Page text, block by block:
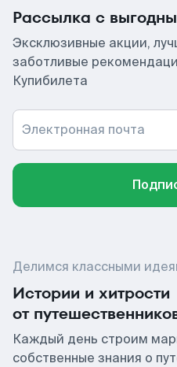
Рассылка с
Эксклюзивные акции,
заботливые
Купибилета
Электронная почта
Делимся классными
Истории и хитрости
от
Каждый день строим
собственные знания о